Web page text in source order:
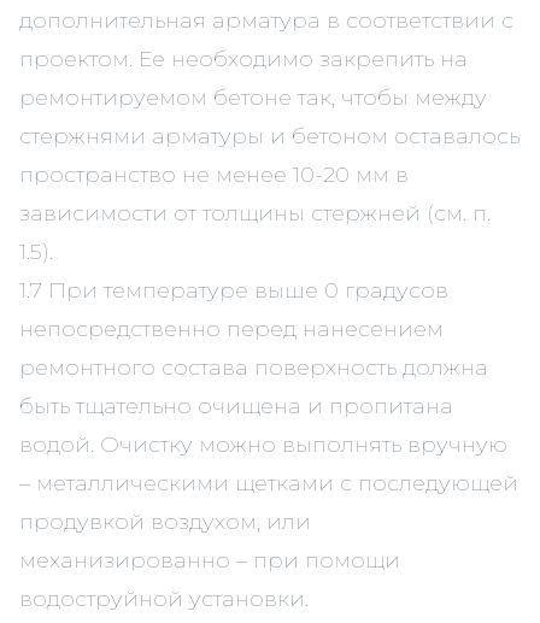
дополнительная арматура в соответствии с
проектом. Ее необходимо закрепить на
ремонтируемом бетоне так, чтобы между
стержнями арматуры и бетоном оставалось
пространство не менее 10-20 мм в
зависимости от толщины стержней (см. п.
1.5).
1.7 При температуре выше 0 градусов
непосредственно перед нанесением
ремонтного состава поверхность должна
быть тщательно очищена и пропитана
водой. Очистку можно выполнять вручную
– металлическими щетками с последующей
продувкой воздухом, или
механизированно – при помощи
водоструйной установки.